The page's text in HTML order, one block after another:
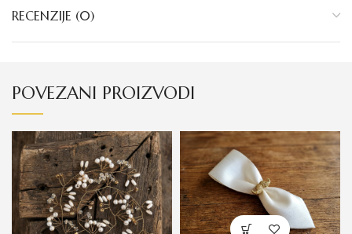
RECENZIJE (0)
POVEZANI PROIZVODI